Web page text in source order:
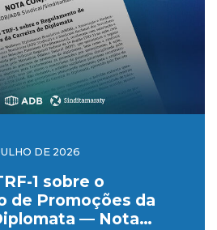
DE 2026
1 sobre o
de Promoções da
— Nota